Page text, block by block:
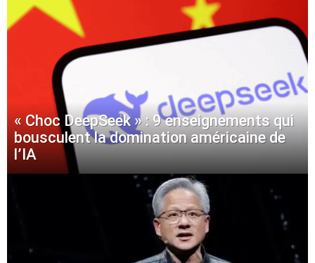
« Choc DeepSeek » : 9 enseignements qui
bousculent la domination américaine de
l’IA